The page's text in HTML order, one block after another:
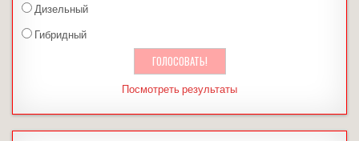
Дизельный
Гибридный
Посмотреть результаты